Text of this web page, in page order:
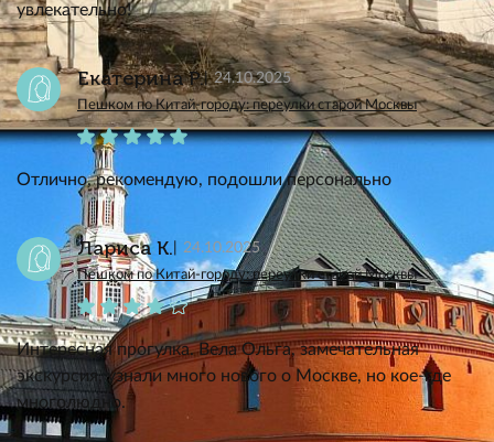
увлекательно!
Екатерина Р. 24.10.2025
Пешком по Китай-городу: переулки старой Москвы
Отлично, рекомендую, подошли персонально
Лариса К. 24.10.2025
Пешком по Китай-городу: переулки старой Москвы
Интересная прогулка. Вела Ольга, замечательная
экскурсия, узнали много нового о Москве, но кое-где
многолюдно.